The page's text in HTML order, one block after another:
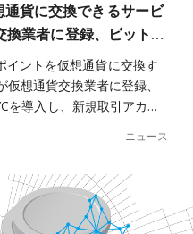
貨に交換できるサービ
換業者に登録、ビット…
イントを仮想通貨に交換す
想通貨交換業者に登録、
を導入し、新規取引アカ…
ニュース